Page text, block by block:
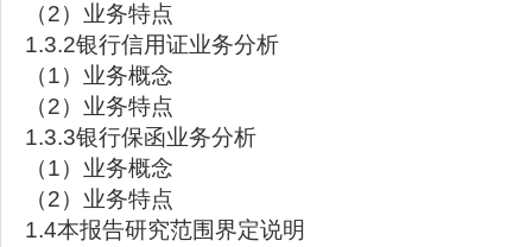
（2）业务特点
1.3.2银行信用证业务分析
（1）业务概念
（2）业务特点
1.3.3银行保函业务分析
（1）业务概念
（2）业务特点
1.4本报告研究范围界定说明